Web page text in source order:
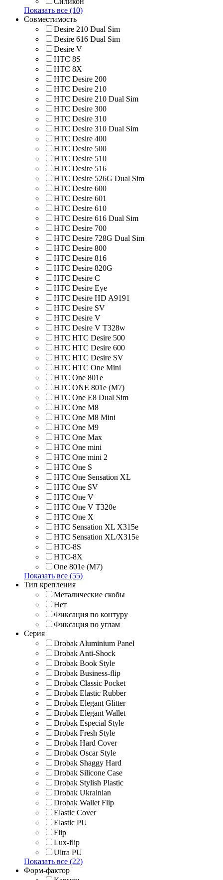
Показать все (10)
Совместимость
Desire 210 Dual Sim
Desire 616 Dual Sim
Desire V
HTC 8S
HTC 8Х
HTC Desire 200
HTC Desire 210
HTC Desire 210 Dual Sim
HTC Desire 300
HTC Desire 310
HTC Desire 310 Dual Sim
HTC Desire 400
HTC Desire 500
HTC Desire 510
HTC Desire 516
HTC Desire 526G Dual Sim
HTC Desire 600
HTC Desire 601
HTC Desire 610
HTC Desire 616 Dual Sim
HTC Desire 700
HTC Desire 728G Dual Sim
HTC Desire 800
HTC Desire 816
HTC Desire 820G
HTC Desire C
HTC Desire Eye
HTC Desire HD A9191
HTC Desire SV
HTC Desire V
HTC Desire V T328w
HTC HTC Desire 500
HTC HTC Desire 600
HTC HTC Desire SV
HTC HTC One Mini
HTC One 801e
HTC ONE 801e (M7)
HTC One E8 Dual Sim
HTC One M8
HTC One M8 Mini
HTC One M9
HTC One Max
HTC One mini
HTC One mini 2
HTC One S
HTC One Sensation XL
HTC One SV
HTC One V
HTC One V T320e
HTC One X
HTC Sensation XL X315e
HTC Sensation XL/X315e
HTC-8S
HTC-8X
One 801e (M7)
Показать все (55)
Тип крепления
Металические скобы
Нет
Фиксация по контуру
Фиксация по углам
Серия
Drobak Aluminium Panel
Drobak Anti-Shock
Drobak Book Style
Drobak Business-flip
Drobak Classic Pocket
Drobak Elastic Rubber
Drobak Elegant Glitter
Drobak Elegant Wallet
Drobak Especial Style
Drobak Fresh Style
Drobak Hard Cover
Drobak Oscar Style
Drobak Shaggy Hard
Drobak Silicone Case
Drobak Stylish Plastic
Drobak Ukrainian
Drobak Wallet Flip
Elastic Cover
Elastic PU
Flip
Lux-flip
Ultra PU
Показать все (22)
Форм-фактор